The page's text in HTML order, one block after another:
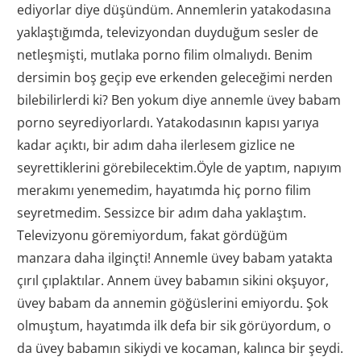
ediyorlar diye düşündüm. Annemlerin yatakodasına
yaklaştığımda, televizyondan duyduğum sesler de
netleşmişti, mutlaka porno filim olmalıydı. Benim
dersimin boş geçip eve erkenden geleceğimi nerden
bilebilirlerdi ki? Ben yokum diye annemle üvey babam
porno seyrediyorlardı. Yatakodasının kapısı yarıya
kadar açıktı, bir adım daha ilerlesem gizlice ne
seyrettiklerini görebilecektim.Öyle de yaptım, napıyım
merakımı yenemedim, hayatımda hiç porno filim
seyretmedim. Sessizce bir adım daha yaklaştım.
Televizyonu göremiyordum, fakat gördüğüm
manzara daha ilginçti! Annemle üvey babam yatakta
çırıl çıplaktılar. Annem üvey babamın sikini okşuyor,
üvey babam da annemin göğüslerini emiyordu. Şok
olmuştum, hayatımda ilk defa bir sik görüyordum, o
da üvey babamın sikiydi ve kocaman, kalınca bir şeydi.